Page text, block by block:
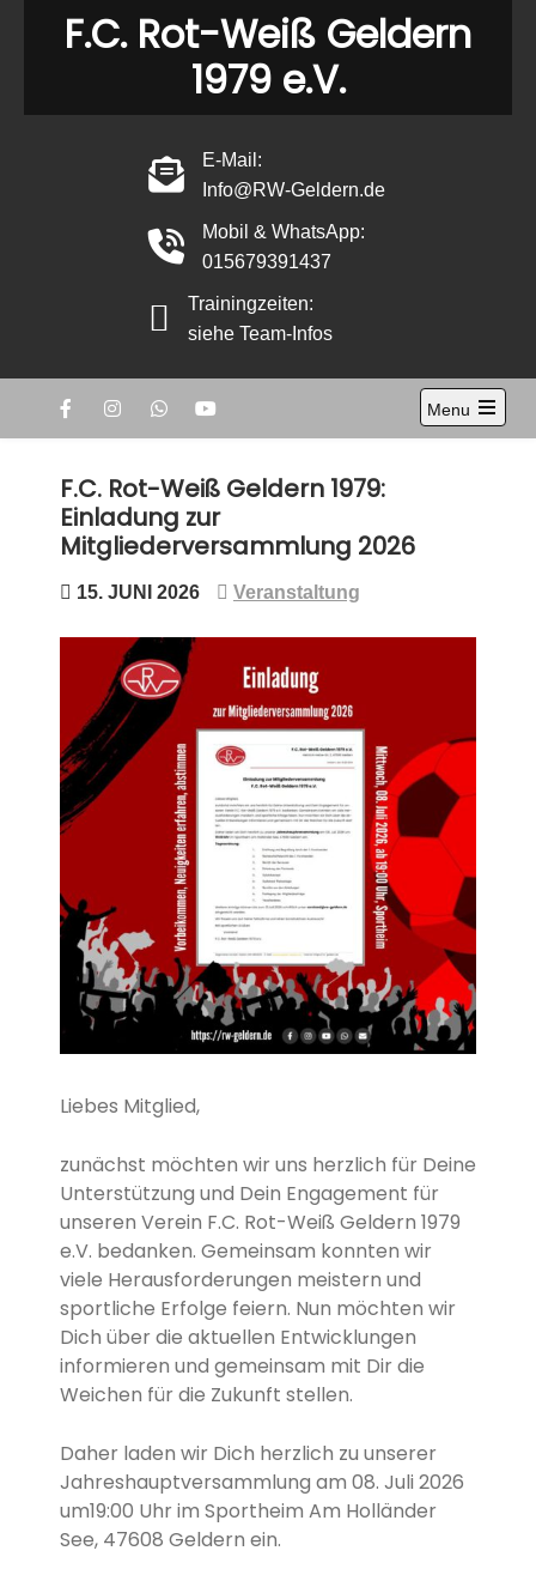
F.C. Rot-Weiß Geldern
1979 e.V.
E-Mail:
Info@RW-Geldern.de
Mobil & WhatsApp:
015679391437
Trainingzeiten:
siehe Team-Infos
Menu
Open
F.C. Rot-Weiß Geldern 1979:
Einladung zur
Mitgliederversammlung 2026
15. JUNI 2026 Veranstaltung
Liebes Mitglied,
zunächst möchten wir uns herzlich für Deine
Unterstützung und Dein Engagement für
unseren Verein F.C. Rot-Weiß Geldern 1979
e.V. bedanken. Gemeinsam konnten wir
viele Herausforderungen meistern und
sportliche Erfolge feiern. Nun möchten wir
Dich über die aktuellen Entwicklungen
informieren und gemeinsam mit Dir die
Weichen für die Zukunft stellen.
Daher laden wir Dich herzlich zu unserer
Jahreshauptversammlung am 08. Juli 2026
um19:00 Uhr im Sportheim Am Holländer
See, 47608 Geldern ein.